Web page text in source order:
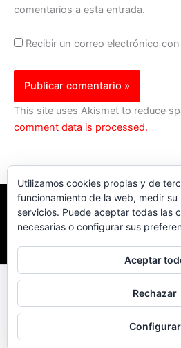
comentarios a esta entrada.
Recibir un correo electrónico
This site uses Akismet to reduce
comment data is processed.
Política Cookies|
© 2023 |
Utilizamos cookies propias y de
funcionamiento de la web, medir su
servicios. Puede aceptar todas las
necesarias o configurar sus
Aceptar
Rechazar
Configurar